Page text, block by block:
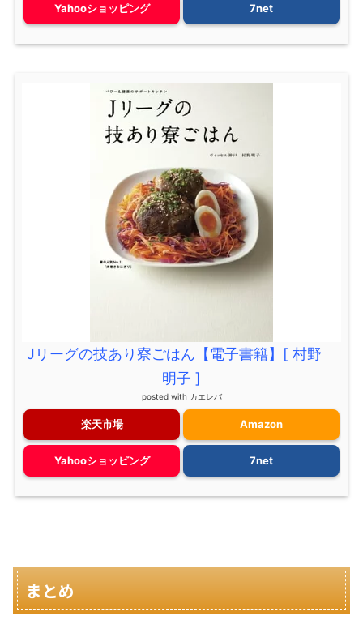
Yahooショッピング 7net
Jリーグの技あり寮ごはん【電子書籍】[ 村野
明子 ]
posted with カエレバ
楽天市場 Amazon
Yahooショッピング 7net
まとめ